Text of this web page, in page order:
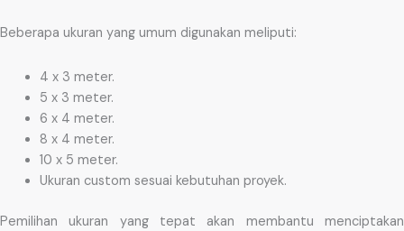
Beberapa ukuran yang umum digunakan meliputi:
4 x 3 meter.
5 x 3 meter.
6 x 4 meter.
8 x 4 meter.
10 x 5 meter.
Ukuran custom sesuai kebutuhan proyek.
Pemilihan ukuran yang tepat akan membantu menciptakan